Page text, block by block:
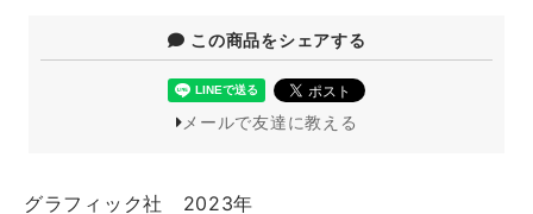
この商品をシェアする
メールで友達に教える
グラフィック社 2023年